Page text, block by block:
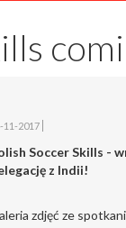
11-2017
Soccer Skills -
z Indii!
zdjęć ze